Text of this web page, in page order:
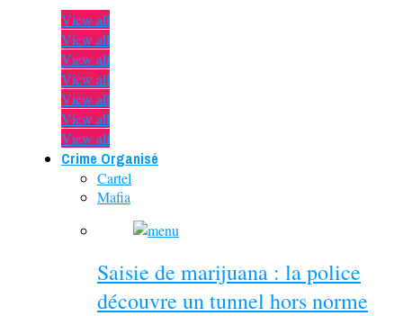
View all
View all
View all
View all
View all
View all
View all
Crime Organisé
Cartel
Mafia
Saisie de marijuana : la police
découvre un tunnel hors norme